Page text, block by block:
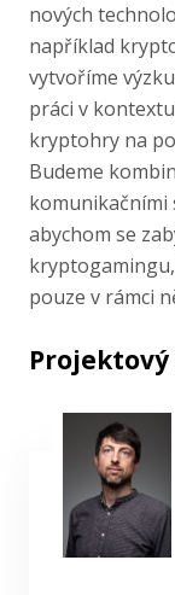
nových
například
vytvoříme
práci v
kryptohry na
Budeme
komunikačními
abychom se
pouze v rámci
Projektový